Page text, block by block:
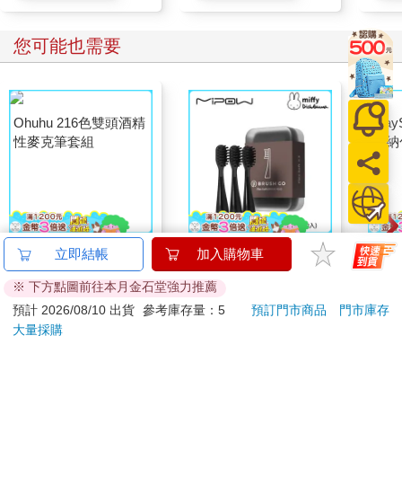
您可能也需要
Ohuhu 216色雙頭酒精
性麥克筆套組
折 特價 5980 元
加入購物車
Miffy x MiPOW 米飛兔
CI-900S 電動牙刷替換
牙刷頭組 (3入組)
特價
收
立即結帳 加入購物車
※ 下方點圖前往本月金石堂強力推薦
預計 2026/08/10 出貨 參考庫存量：5 預訂門市商品
門市庫存
大量採購